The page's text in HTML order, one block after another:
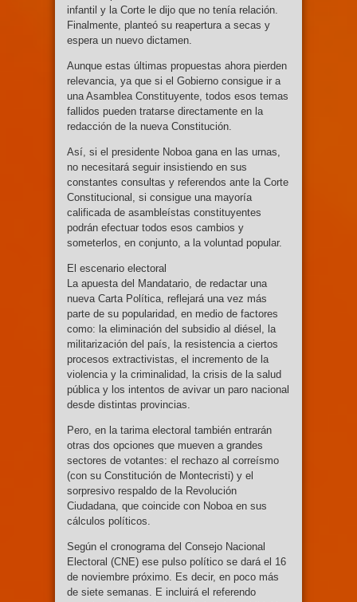
infantil y la Corte le dijo que no tenía relación.
Finalmente, planteó su reapertura a secas y
espera un nuevo dictamen.
Aunque estas últimas propuestas ahora pierden
relevancia, ya que si el Gobierno consigue ir a
una Asamblea Constituyente, todos esos temas
fallidos pueden tratarse directamente en la
redacción de la nueva Constitución.
Así, si el presidente Noboa gana en las urnas,
no necesitará seguir insistiendo en sus
constantes consultas y referendos ante la Corte
Constitucional, si consigue una mayoría
calificada de asambleístas constituyentes
podrán efectuar todos esos cambios y
someterlos, en conjunto, a la voluntad popular.
El escenario electoral
La apuesta del Mandatario, de redactar una
nueva Carta Política, reflejará una vez más
parte de su popularidad, en medio de factores
como: la eliminación del subsidio al diésel, la
militarización del país, la resistencia a ciertos
procesos extractivistas, el incremento de la
violencia y la criminalidad, la crisis de la salud
pública y los intentos de avivar un paro nacional
desde distintas provincias.
Pero, en la tarima electoral también entrarán
otras dos opciones que mueven a grandes
sectores de votantes: el rechazo al correísmo
(con su Constitución de Montecristi) y el
sorpresivo respaldo de la Revolución
Ciudadana, que coincide con Noboa en sus
cálculos políticos.
Según el cronograma del Consejo Nacional
Electoral (CNE) ese pulso político se dará el 16
de noviembre próximo. Es decir, en poco más
de siete semanas. E incluirá el referendo